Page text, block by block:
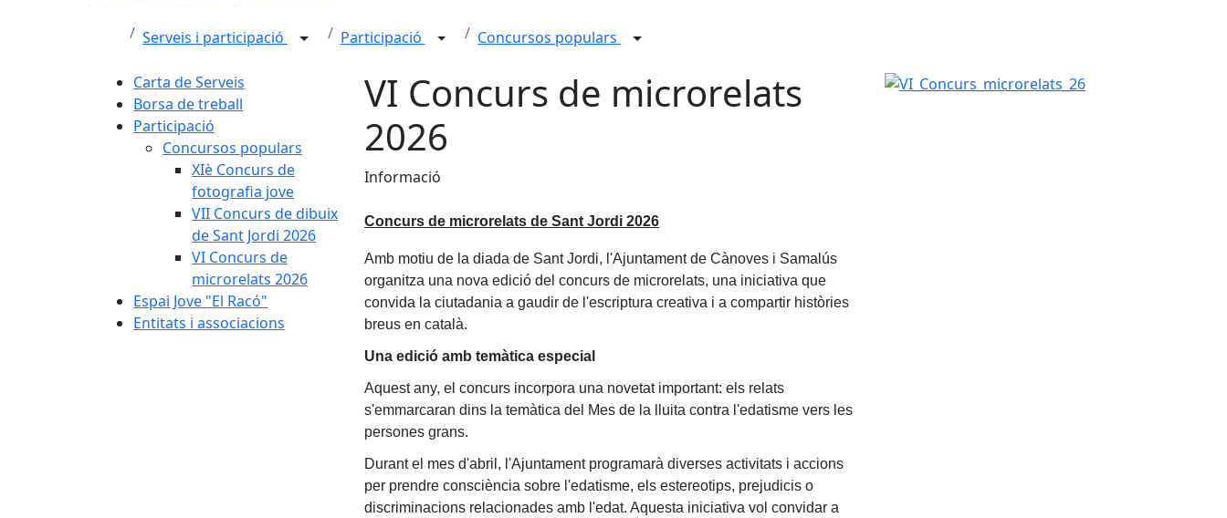
Serveis i participació Participació Concursos populars
Carta de Serveis
Borsa de treball
Participació
Concursos populars
XIè Concurs de
fotografia jove
VII Concurs de dibuix
de Sant Jordi 2026
VI Concurs de
microrelats 2026
Espai Jove "El Racó"
Entitats i associacions
VI Concurs de microrelats
2026
Informació
Concurs de microrelats de Sant Jordi 2026
Amb motiu de la diada de Sant Jordi, l'Ajuntament de Cànoves i Samalús
organitza una nova edició del concurs de microrelats, una iniciativa que
convida la ciutadania a gaudir de l'escriptura creativa i a compartir històries
breus en català.
Una edició amb temàtica especial
Aquest any, el concurs incorpora una novetat important: els relats
s'emmarcaran dins la temàtica del Mes de la lluita contra l'edatisme vers les
persones grans.
Durant el mes d'abril, l'Ajuntament programarà diverses activitats i accions
per prendre consciència sobre l'edatisme, els estereotips, prejudicis o
discriminacions relacionades amb l'edat. Aquesta iniciativa vol convidar a
VI_Concurs_microrelats_26